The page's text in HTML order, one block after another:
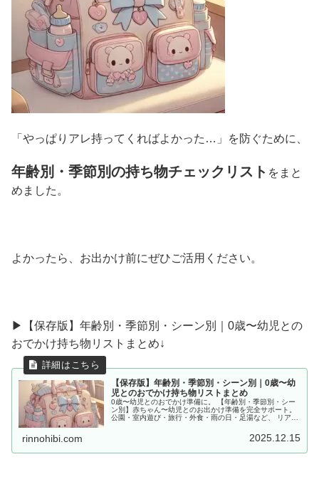
「やっぱりアレ持ってくればよかった…」を防ぐために、
年齢別・季節別の持ち物チェックリスト をまと
めました。
よかったら、お出かけ前にぜひご活用ください。
▶︎【保存版】年齢別・季節別・シーン別｜0歳〜幼児との
おでかけ持ち物リストまとめ↓
【保存版】年齢別・季節別・シーン別｜0歳〜幼
児とのおでかけ持ち物リストまとめ
0歳〜幼児とのおでかけ準備に。 【年齢別・季節別・シー
ン別】赤ちゃん〜幼児とのお出かけ準備を完全サポート。
公園・室内遊び・旅行・外食・雨の日・足湯など、 リアル
rinnohibi.com 2025.12.15